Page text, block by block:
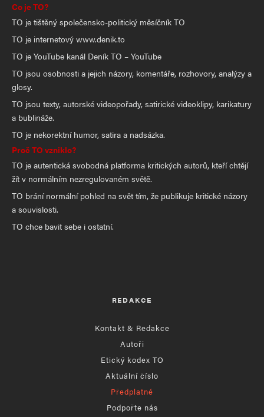
Co je TO?
TO je tištěný společensko-politický měsíčník TO
TO je internetový www.denik.to
TO je YouTube kanál Deník TO – YouTube
TO jsou osobnosti a jejich názory, komentáře, rozhovory, analýzy a
glosy.
TO jsou texty, autorské videopořady, satirické videoklipy, karikatury
a bublináže.
TO je nekorektní humor, satira a nadsázka.
Proč TO vzniklo?
TO je autentická svobodná platforma kritických autorů, kteří chtějí
žít v normálním nezregulovaném světě.
TO brání normální pohled na svět tím, že publikuje kritické názory
a souvislosti.
TO chce bavit sebe i ostatní.
REDAKCE
Kontakt & Redakce
Autoři
Etický kodex TO
Aktuální číslo
Předplatné
Podpořte nás